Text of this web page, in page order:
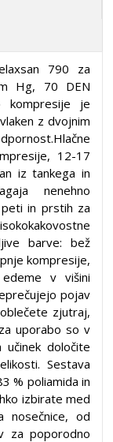
790 za
Hg, 70 DEN
kompresije je
z dvojnim
12-17
iz tankega in
nenehno
in prstih za
barve: bež
kompresije,
v višini
pojav
zjutraj,
uporabo so v
učinek določite
Sestava
% poliamida in
izbirate med
nosečnice, od
za poporodno